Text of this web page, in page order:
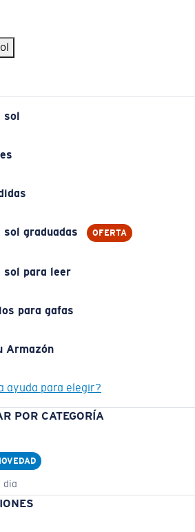
sol
sol graduadas OFERTA
sol para leer
para gafas
Armazón
ayuda para elegir?
POR CATEGORÍA
dia